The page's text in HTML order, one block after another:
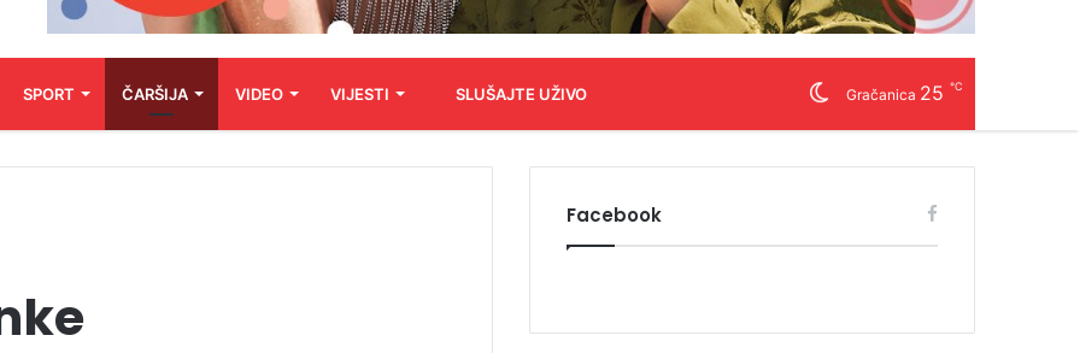
SPORT ČARŠIJA VIDEO VIJESTI SLUŠAJTE UŽIVO Gračanica 25 ℃
Facebook